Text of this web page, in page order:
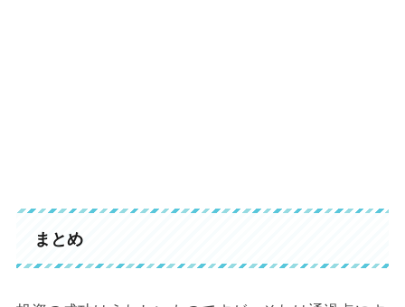
まとめ